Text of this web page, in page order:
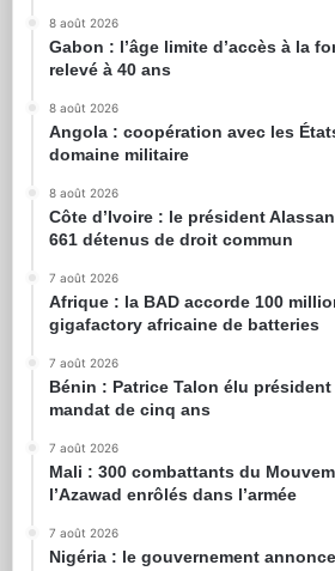
8 août 2026
Gabon : l’âge limite d’accès à la
relevé à 40 ans
8 août 2026
Angola : coopération avec les
domaine militaire
8 août 2026
Côte d’Ivoire : le président
661 détenus de droit commun
7 août 2026
Afrique : la BAD accorde 100
gigafactory africaine de batteries
7 août 2026
Bénin : Patrice Talon élu
mandat de cinq ans
7 août 2026
Mali : 300 combattants du
l’Azawad enrôlés dans l’armée
7 août 2026
Nigéria : le gouvernement